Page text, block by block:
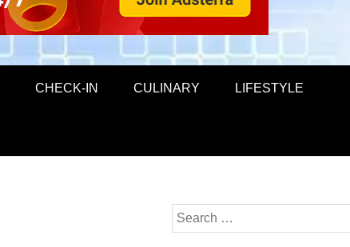
CHECK-IN CULINARY LIFESTYLE
Search
for: